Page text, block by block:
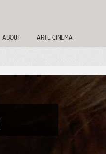
ABOUT ARTE CINEMA